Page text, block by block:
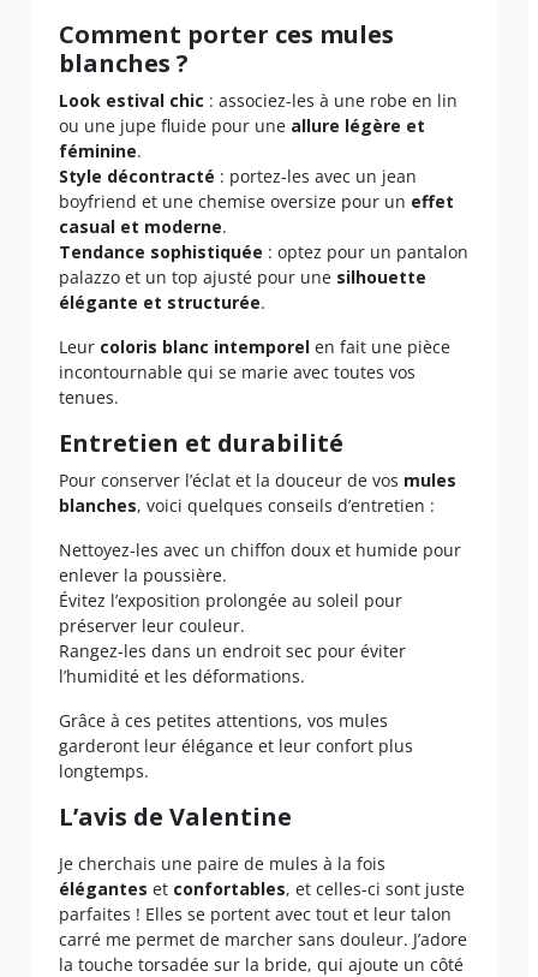
Comment porter ces mules
blanches ?
Look estival chic : associez-les à une robe en lin
ou une jupe fluide pour une allure légère et
féminine.
Style décontracté : portez-les avec un jean
boyfriend et une chemise oversize pour un effet
casual et moderne.
Tendance sophistiquée : optez pour un pantalon
palazzo et un top ajusté pour une silhouette
élégante et structurée.
Leur coloris blanc intemporel en fait une pièce
incontournable qui se marie avec toutes vos
tenues.
Entretien et durabilité
Pour conserver l’éclat et la douceur de vos mules
blanches, voici quelques conseils d’entretien :
Nettoyez-les avec un chiffon doux et humide pour
enlever la poussière.
Évitez l’exposition prolongée au soleil pour
préserver leur couleur.
Rangez-les dans un endroit sec pour éviter
l’humidité et les déformations.
Grâce à ces petites attentions, vos mules
garderont leur élégance et leur confort plus
longtemps.
L’avis de Valentine
Je cherchais une paire de mules à la fois
élégantes et confortables, et celles-ci sont juste
parfaites ! Elles se portent avec tout et leur talon
carré me permet de marcher sans douleur. J’adore
la touche torsadée sur la bride, qui ajoute un côté